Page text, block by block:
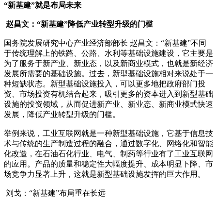
“新基建”就是布局未来
赵昌文：“新基建”降低产业转型升级的门槛
国务院发展研究中心产业经济部部长 赵昌文：“新基建”不同
于传统理解上的铁路、公路、水利等基础设施建设，它主要是
为了服务于新产业、新业态，以及新商业模式，也就是新经济
发展所需要的基础设施。过去，新型基础设施相对来说处于一
种短缺状态。新型基础设施投入，可以更多地把政府部门投
资、市场投资有机结合起来，吸引更多的资本进入到新型基础
设施的投资领域，从而促进新产业、新业态、新商业模式快速
发展，降低产业转型升级的门槛。
举例来说，工业互联网就是一种新型基础设施，它基于信息技
术与传统的生产制造过程的融合，通过数字化、网络化和智能
化改造，在石油石化行业、电气、制药等行业有了工业互联网
的应用。产品的质量和稳定性大幅度提升、成本明显下降、市
场竞争力显著上升，这就是新型基础设施发挥的巨大作用。
刘戈：“新基建”布局重在长远